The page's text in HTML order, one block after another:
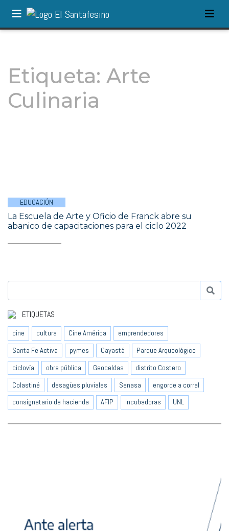
Etiqueta: Arte
Culinaria
EDUCACIÓN
La Escuela de Arte y Oficio de Franck abre su
abanico de capacitaciones para el ciclo 2022
ETIQUETAS
cine cultura Cine América
emprendedores
Santa Fe Activa
pymes Cayastá
Parque Arqueológico
ciclovía
obra pública Geoceldas
distrito Costero
Colastiné
desagües pluviales Senasa
engorde a corral
consignatario de hacienda
AFIP incubadoras UNL